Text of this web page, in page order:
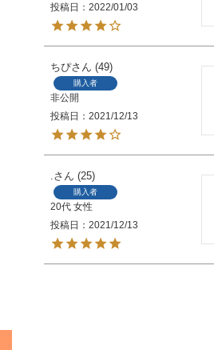
投稿日
2022/01/03
ちぴ 49
購入者
非公開
投稿日
2021/12/13
25
購入者
20代 女性
投稿日
2021/12/13